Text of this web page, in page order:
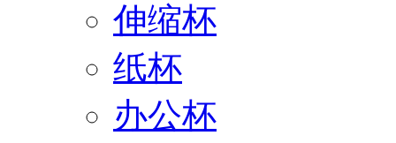
伸缩杯
纸杯
办公杯